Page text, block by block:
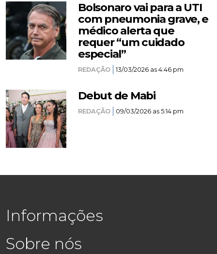
Bolsonaro vai para a UTI
com pneumonia grave, e
médico alerta que
requer “um cuidado
especial”
REDAÇÃO 13/03/2026 as 4:46 pm
Debut de Mabi
REDAÇÃO 09/03/2026 as 5:14 pm
Informações
Sobre nós